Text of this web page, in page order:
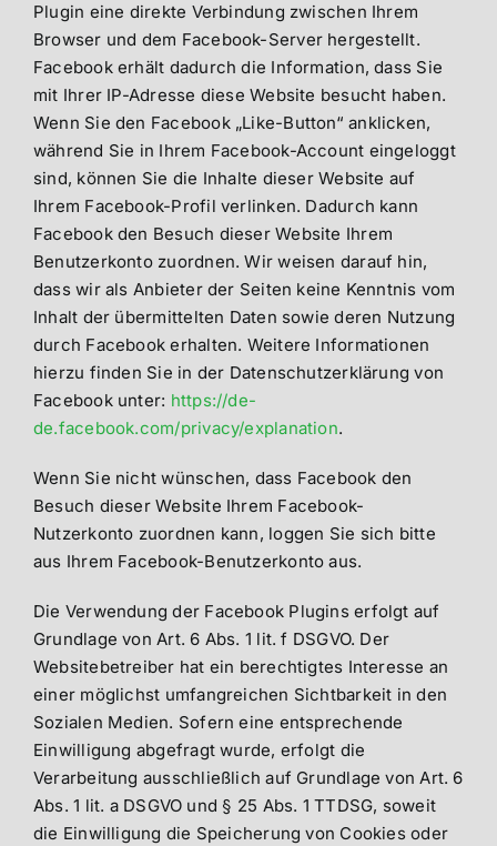
Plugin eine direkte Verbindung zwischen Ihrem
Browser und dem Facebook-Server hergestellt.
Facebook erhält dadurch die Information, dass Sie
mit Ihrer IP-Adresse diese Website besucht haben.
Wenn Sie den Facebook „Like-Button“ anklicken,
während Sie in Ihrem Facebook-Account eingeloggt
sind, können Sie die Inhalte dieser Website auf
Ihrem Facebook-Profil verlinken. Dadurch kann
Facebook den Besuch dieser Website Ihrem
Benutzerkonto zuordnen. Wir weisen darauf hin,
dass wir als Anbieter der Seiten keine Kenntnis vom
Inhalt der übermittelten Daten sowie deren Nutzung
durch Facebook erhalten. Weitere Informationen
hierzu finden Sie in der Datenschutzerklärung von
Facebook unter: https://de-
de.facebook.com/privacy/explanation.
Wenn Sie nicht wünschen, dass Facebook den
Besuch dieser Website Ihrem Facebook-
Nutzerkonto zuordnen kann, loggen Sie sich bitte
aus Ihrem Facebook-Benutzerkonto aus.
Die Verwendung der Facebook Plugins erfolgt auf
Grundlage von Art. 6 Abs. 1 lit. f DSGVO. Der
Websitebetreiber hat ein berechtigtes Interesse an
einer möglichst umfangreichen Sichtbarkeit in den
Sozialen Medien. Sofern eine entsprechende
Einwilligung abgefragt wurde, erfolgt die
Verarbeitung ausschließlich auf Grundlage von Art. 6
Abs. 1 lit. a DSGVO und § 25 Abs. 1 TTDSG, soweit
die Einwilligung die Speicherung von Cookies oder